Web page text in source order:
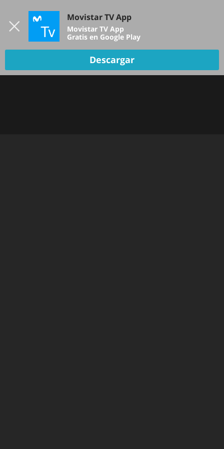
TV EN VIVO
Movistar TV App
Movistar TV App
Gratis en Google Play
Descargar